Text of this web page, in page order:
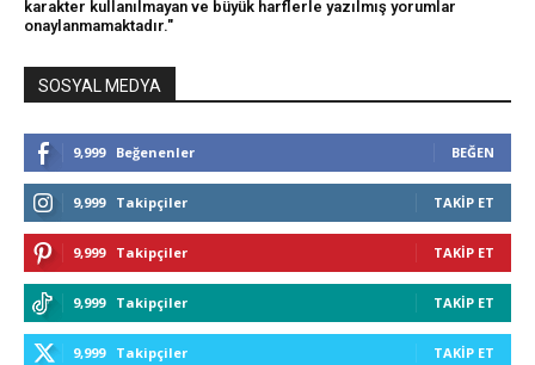
karakter kullanılmayan ve büyük harflerle yazılmış yorumlar
onaylanmamaktadır."
SOSYAL MEDYA
9,999 Beğenenler BEĞEN
9,999 Takipçiler TAKIP ET
9,999 Takipçiler TAKIP ET
9,999 Takipçiler TAKIP ET
9,999 Takipçiler TAKIP ET